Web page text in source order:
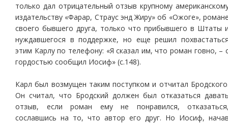
только дал отрицательный отзыв крупному
издательству «Фарар, Страус энд Жиру» об «Ожоге»,
своего бывшего друга, только что прибывшего в Штаты
нуждавшегося в поддержке, но еще решил
этим Карлу по телефону: «Я сказал им, что роман говно, –
гордостью сообщил Иосиф» (с.148).
Карл был возмущен таким поступком и отчитал
Он считал, что Бродский должен был отказаться
отзыв, если роман ему не понравился,
сославшись на то, что автор его друг. Но Иосиф,